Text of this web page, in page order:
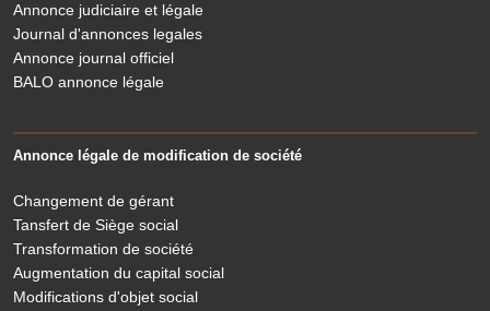
Annonce judiciaire et légale
Journal d'annonces legales
Annonce journal officiel
BALO annonce légale
Annonce légale de modification de société
Changement de gérant
Tansfert de Siège social
Transformation de société
Augmentation du capital social
Modifications d'objet social